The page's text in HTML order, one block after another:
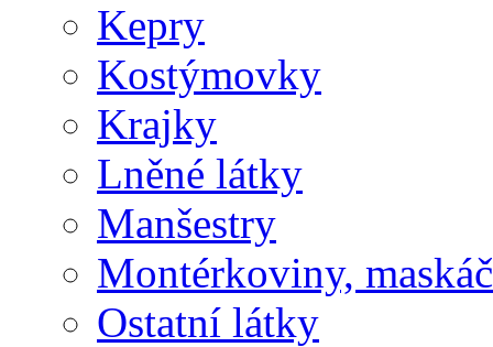
Kepry
Kostýmovky
Krajky
Lněné látky
Manšestry
Montérkoviny,
Ostatní látky